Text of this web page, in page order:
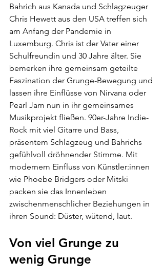
Bahrich aus Kanada und Schlagzeuger
Chris Hewett aus den USA treffen sich
am Anfang der Pandemie in
Luxemburg. Chris ist der Vater einer
Schulfreundin und 30 Jahre älter. Sie
bemerken ihre gemeinsam geteilte
Faszination der Grunge-Bewegung und
lassen ihre Einflüsse von Nirvana oder
Pearl Jam nun in ihr gemeinsames
Musikprojekt fließen. 90er-Jahre Indie-
Rock mit viel Gitarre und Bass,
präsentem Schlagzeug und Bahrichs
gefühlvoll dröhnender Stimme. Mit
modernem Einfluss von Künstler:innen
wie Phoebe Bridgers oder Mitski
packen sie das Innenleben
zwischenmenschlicher Beziehungen in
ihren Sound: Düster, wütend, laut.
Von viel Grunge zu
wenig Grunge